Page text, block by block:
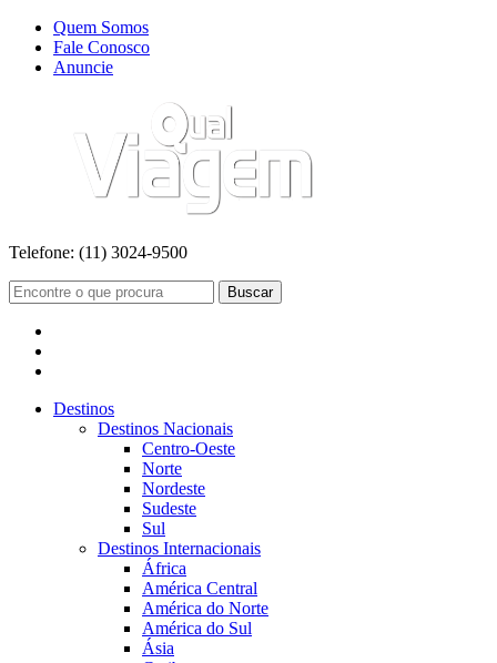
Quem Somos
Fale Conosco
Anuncie
Telefone: (11) 3024-9500
Buscar
Destinos
Destinos Nacionais
Centro-Oeste
Norte
Nordeste
Sudeste
Sul
Destinos Internacionais
África
América Central
América do Norte
América do Sul
Ásia